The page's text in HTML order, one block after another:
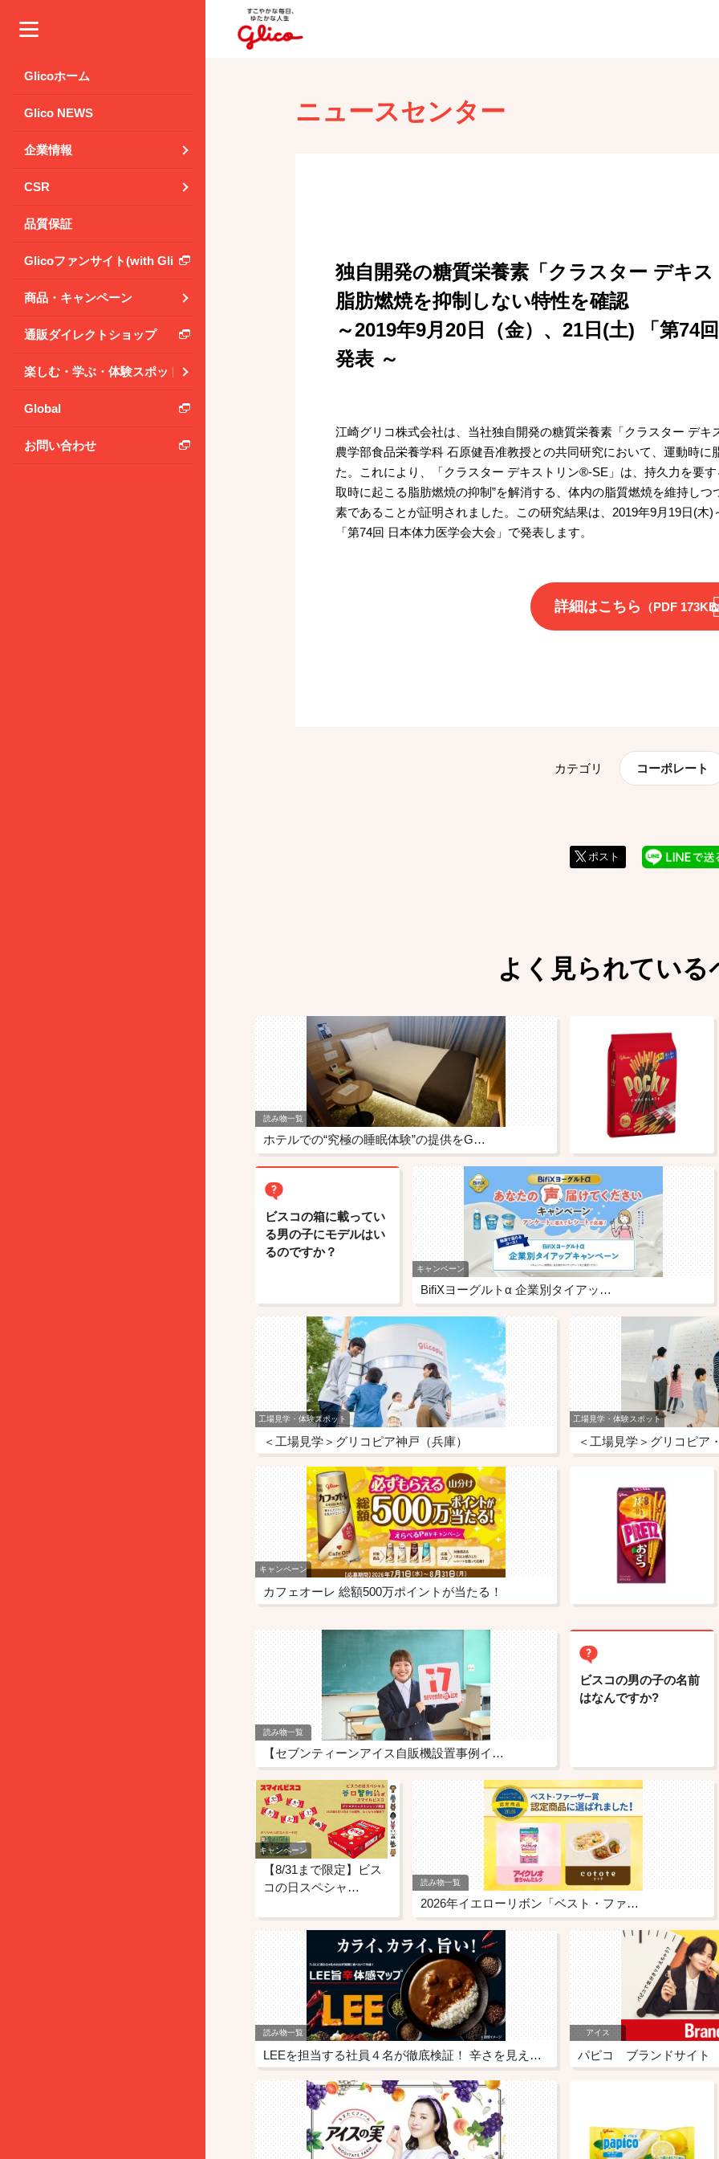
Glicoホーム
Glico NEWS
企業情報
CSR
品質保証
Glicoファンサイト(with Glico Park)
商品・キャンペーン
通販ダイレクトショップ
楽しむ・学ぶ・体験スポット
Global
お問い合わせ
ニュースセンター
独自開発の糖質栄養素「クラスター デキ
脂肪燃焼を抑制しない特性を確認
～2019年9月20日（金）、21日(土) 「第74
発表 ～
江崎グリコ株式会社は、当社独自開発の糖質栄養素「クラスター デ
農学部食品栄養学科 石原健吾准教授との共同研究において、運動時
た。これにより、「クラスター デキストリン®-SE」は、持久力を要
取時に起こる脂肪燃焼の抑制”を解消する、体内の脂質燃焼を維持し
素であることが証明されました。この研究結果は、2019年9月19日(木
「第74回 日本体力医学会大会」で発表します。
詳細はこちら （PDF
カテゴリ コーポレート
ポスト
よく見られている
読み物一覧
ホテルでの“究極の睡眠体験”の提供をG…
ビスコの箱に載ってい
る男の子にモデルはい
るのですか？
キャンペーン
BifiXヨーグルトα 企業別タイアッ…
工場見学・体験スポット
＜工場見学＞グリコピア神戸（兵庫）
キャンペーン
カフェオーレ 総額500万ポイントが当たる！
工場見学・体験スポット
＜工場見学＞グリコピア
読み物一覧
【セブンティーンアイス自販機設置事例イ…
ビスコの男の子の名前
はなんですか?
キャンペーン
【8/31まで限定】ビス
コの日スペシャ…
読み物一覧
2026年イエローリボン「ベスト・ファ…
読み物一覧
LEEを担当する社員４名が徹底検証！ 辛さを見える化した「LEE旨辛体感マップ」公開
アイス
パピコ ブランドサイト